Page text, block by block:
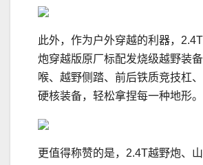
此外，作为户外穿越的利器，
炮穿越版原厂标配发烧级越野装
喉、越野侧踏、前后铁质竞技杠
硬核装备，轻松拿捏每一种地形。
更值得称赞的是，2.4T越野炮、